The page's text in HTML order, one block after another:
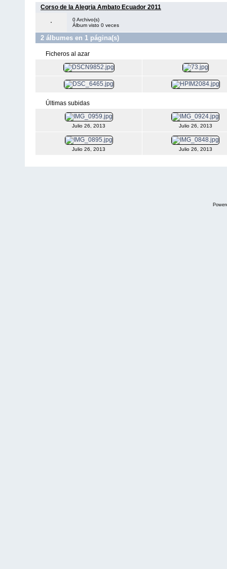
Corso de la Alegria Ambato Ecuador 2011
0 Archivo(s)
Álbum visto 0 veces
2 álbumes en 1 página(s)
Ficheros al azar
Últimas subidas
Julio 26, 2013 Julio 26, 2013
Julio 26, 2013 Julio 26, 2013